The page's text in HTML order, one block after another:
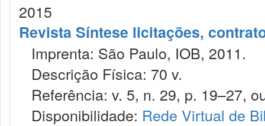
2015
Revista Síntese licitações,
Imprenta: São Paulo, IOB, 2011.
Descrição Física: 70 v.
Referência: v. 5, n. 29, p. 19–27,
Disponibilidade: Rede Virtual de